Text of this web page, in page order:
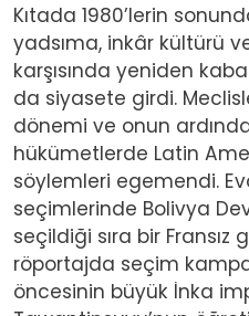
Kıtada 1980’lerin
yadsıma, inkâr kültürü
karşısında yeniden
da siyasete girdi.
dönemi ve onun
hükümetlerde Latin
söylemleri egemendi.
seçimlerinde Bolivya
seçildiği sıra bir
röportajda seçim
öncesinin büyük İnka